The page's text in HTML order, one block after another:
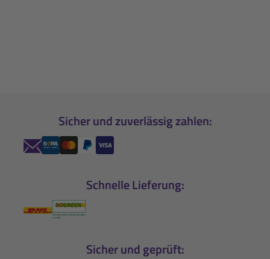
Sicher und zuverlässig zahlen:
Schnelle Lieferung:
Sicher und geprüft: